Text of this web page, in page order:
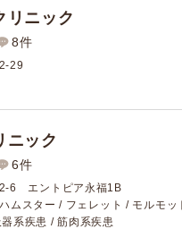
リニック
8件
29
ニック
6件
6 エントピア永福1B
ムスター / フェレット / モルモッ
系疾患 / 筋肉系疾患